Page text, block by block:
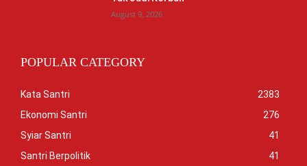
August 9, 2026
POPULAR CATEGORY
Kata Santri
2383
Ekonomi Santri
276
Syiar Santri
41
Santri Berpolitik
41